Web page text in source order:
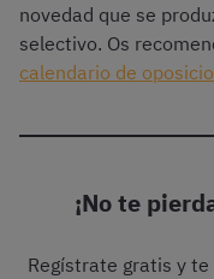
novedad que se
selectivo. Os
calendario de
¡No te
Regístrate gratis y